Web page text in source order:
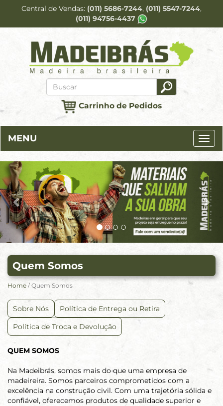
Central de Vendas (011) 5686-7244 (011) 5547-7244
(011) 94756-4437
Carrinho de Pedidos
MENU
Previous
Quem Somos
Home / Quem Somos
Sobre Nós
Política de Entrega ou Retira
Política de Troca e Devolução
QUEM SOMOS
Na Madeibrás, somos mais do que uma empresa de
madeireira. Somos parceiros comprometidos com a
excelência na construção civil. Com uma trajetória sólida e
confiável, oferecemos produtos de qualidade superior e